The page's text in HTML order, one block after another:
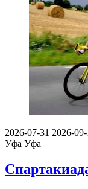
2026-07-31 2026-
Уфа Уфа